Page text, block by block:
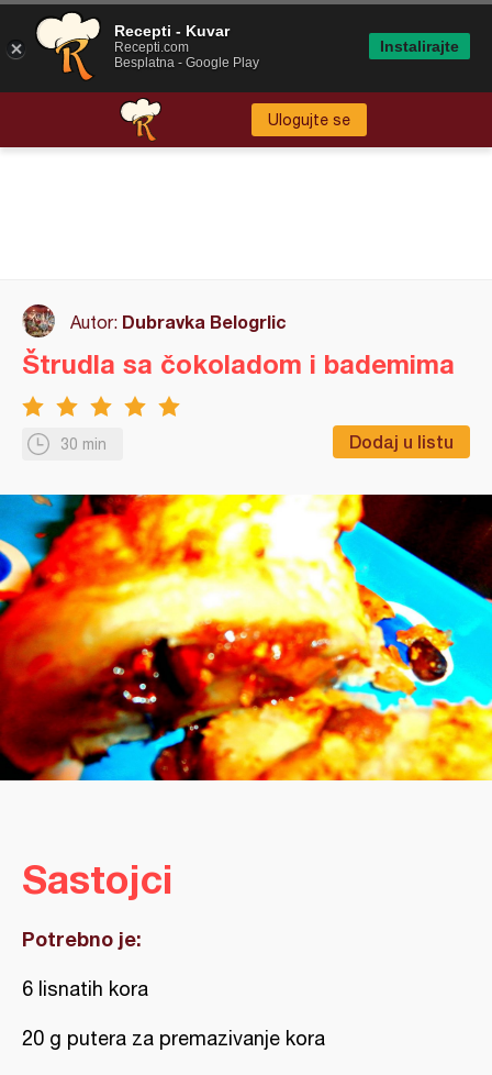
Ulogujte se
Autor: Dubravka Belogrlic
30 min Dodaj u listu
Štrudla sa čokoladom i bademima
Sastojci
Potrebno je:
6 lisnatih kora
20 g putera za premazivanje kora
Recepti - Kuvar
Recepti.com
Besplatna - Google Play
Instalirajte